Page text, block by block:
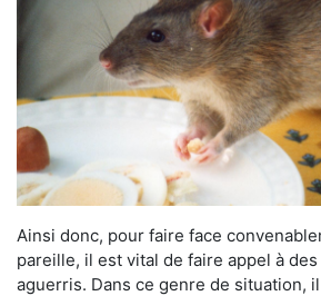
Ainsi donc, pour faire face
pareille, il est vital de faire appel à
aguerris. Dans ce genre de situation,